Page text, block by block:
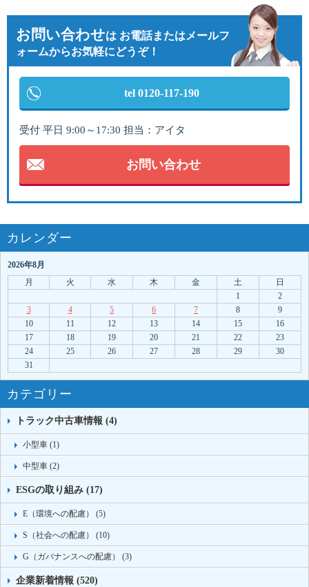
お問い合わせは お電話またはメールフ
ォームからお気軽にどうぞ！
tel 0120-117-190
受付 平日 9:00～17:30 担当：アイタ
お問い合わせ
カレンダー
2026年8月
月
火 水 木 金 土
日
1
2
3
4 5 6 7 8
9
10
11 12 13 14 15
16
17
18 19 20 21 22
23
24
25 26 27 28 29
30
31
カテゴリー
トラック中古車情報 (4)
小型車 (1)
中型車 (2)
ESGの取り組み (17)
E（環境への配慮） (5)
S（社会への配慮） (10)
G（ガバナンスへの配慮） (3)
企業新着情報 (520)